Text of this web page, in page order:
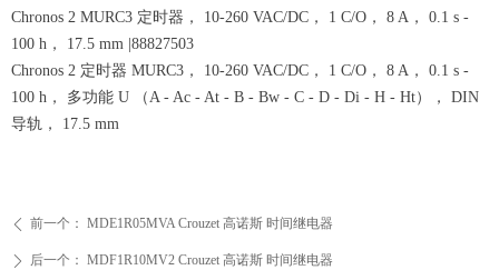
ꄴ 前一个： MDE1R05MVA Crouzet 高诺斯 时间继电器
ꄲ 后一个： MDF1R10MV2 Crouzet 高诺斯 时间继电器
Chronos 2 MURC3 定时器， 10-260 VAC/DC， 1 C/O， 8 A， 0.1 s -
100 h， 17.5 mm |88827503
Chronos 2 定时器 MURC3， 10-260 VAC/DC， 1 C/O， 8 A， 0.1 s -
100 h， 多功能 U （A - Ac - At - B - Bw - C - D - Di - H - Ht）， DIN
导轨， 17.5 mm